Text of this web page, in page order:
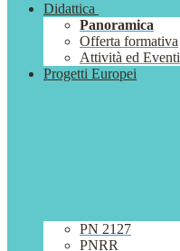
Didattica
Panoramica
Offerta formativa
Attività ed Eventi
Progetti Europei
PN 2127
PNRR